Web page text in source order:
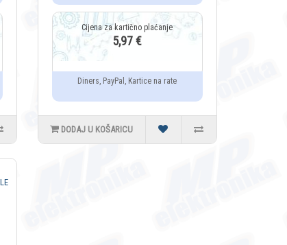
5,97 €
Diners, PayPal, Kartice na rate
DODAJ U KOŠARICU